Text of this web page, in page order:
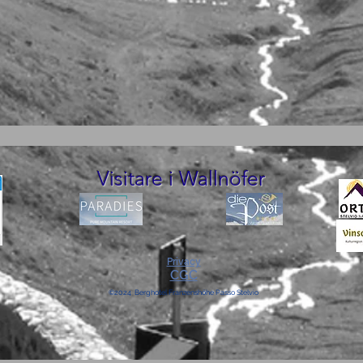
Visitare i Wallnöfer
Privacy
CGC
©2024 Berghotel Franzenshöhe Passo Stelvio